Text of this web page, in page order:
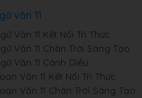
văn 11
Văn 11 Kết Nối Tri Thức
Văn 11 Chân Trời Sáng Tạo
Văn 11 Cánh Diều
Văn 11 Kết Nối Tri Thức
Văn 11 Chân Trời Sáng Tạo